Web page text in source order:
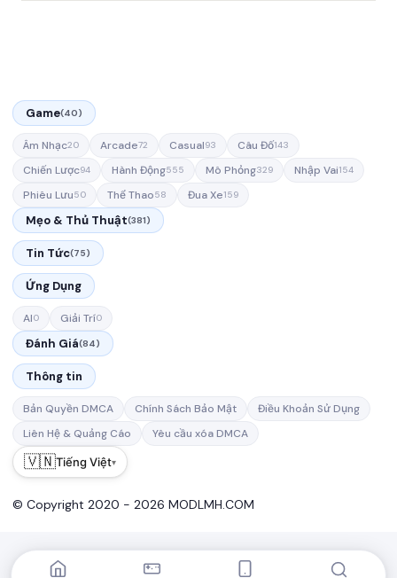
Game(40)
Âm Nhạc20 Arcade72 Casual93 Câu Đố143
Chiến Lược94 Hành Động555 Mô Phỏng329 Nhập Vai154
Phiêu Lưu50 Thể Thao58 Đua Xe159
Mẹo & Thủ Thuật(381)
Tin Tức(75)
Ứng Dụng
AI0 Giải Trí0
Đánh Giá(84)
Thông tin
Bản Quyền DMCA Chính Sách Bảo Mật
Điều Khoản Sử Dụng
Liên Hệ & Quảng Cáo
Yêu cầu xóa DMCA
🇻🇳Tiếng Việt▾
© Copyright 2020 - 2026 MODLMH.COM